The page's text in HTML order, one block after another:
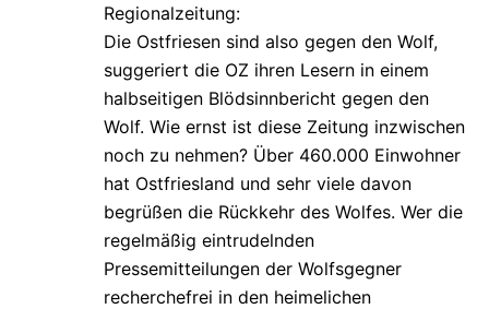
Regionalzeitung:
Die Ostfriesen sind also gegen den Wolf,
suggeriert die OZ ihren Lesern in einem
halbseitigen Blödsinnbericht gegen den
Wolf. Wie ernst ist diese Zeitung inzwischen
noch zu nehmen? Über 460.000 Einwohner
hat Ostfriesland und sehr viele davon
begrüßen die Rückkehr des Wolfes. Wer die
regelmäßig eintrudelnden
Pressemitteilungen der Wolfsgegner
recherchefrei in den heimelichen